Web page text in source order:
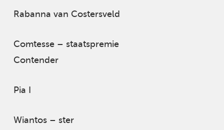
Rabanna van Costersveld
Comtesse – staatspremie
Contender
Pia I
Wiantos – ster